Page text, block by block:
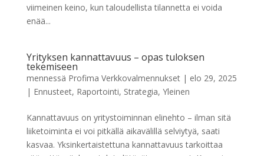
viimeinen keino, kun taloudellista tilannetta ei voida
enää...
Yrityksen kannattavuus – opas tuloksen
tekemiseen
mennessä Profima Verkkovalmennukset| elo 29, 2025
| Ennusteet, Raportointi, Strategia, Yleinen
Kannattavuus on yritystoiminnan elinehto – ilman sitä
liiketoiminta ei voi pitkällä aikavälillä selviytyä, saati
kasvaa. Yksinkertaistettuna kannattavuus tarkoittaa